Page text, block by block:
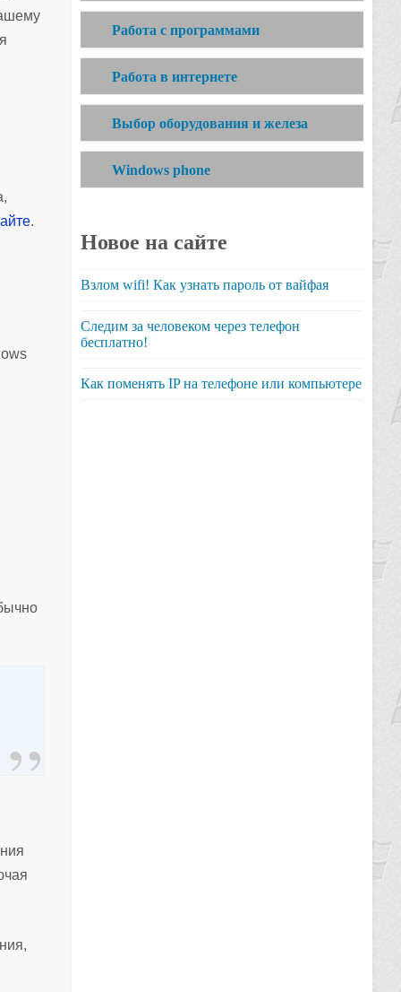
.
Работа с программами
Работа в интернете
Выбор оборудования и железа
Windows phone
Новое на сайте
Взлом wifi! Как узнать пароль от вайфая
Следим за человеком через телефон
бесплатно!
Как поменять IP на телефоне или компьютере